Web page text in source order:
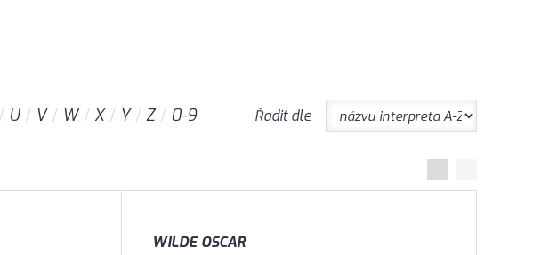
U V W X Y Z 0-9 Řadit dle
WILDE OSCAR